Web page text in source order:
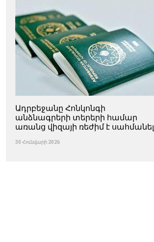
Ադրբեջանը Հոնկոնգի
անձնագրերի տերերի համար
առանց վիզայի ռեժիմ է սահմանել
30 Հունվարի 2026